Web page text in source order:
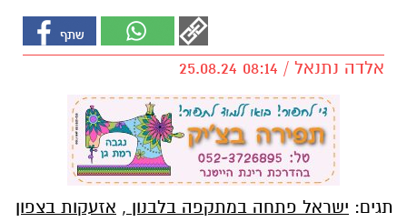
אלדה נתנאל / 08:14 25.08.24
תגים: ישראל פתחה במתקפה בלבנון , אזעקות בצפון